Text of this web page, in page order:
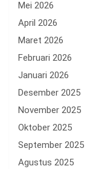
Mei 2026
April 2026
Maret 2026
Februari 2026
Januari 2026
Desember 2025
November 2025
Oktober 2025
September 2025
Agustus 2025